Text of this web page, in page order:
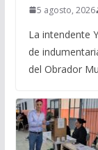
5 agosto, 2026
La intendente
de
del Obrador